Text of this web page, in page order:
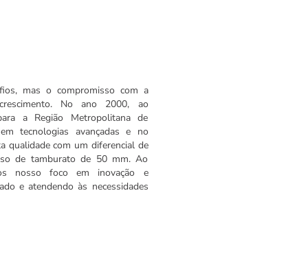
mas o compromisso com a
No ano 2000, ao
a Região Metropolitana de
tecnologias avançadas e no
qualidade com um diferencial de
de tamburato de 50 mm. Ao
nosso foco em inovação e
e atendendo às necessidades